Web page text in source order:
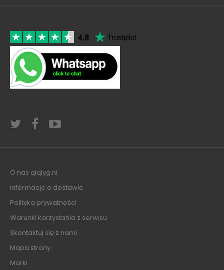
O nas qiqiyg.nl
Informacje o dostawie
Polityka prywatności
Warunki korzystania z serwisu
Skontaktuj się z nami
Mapa strony
Marki